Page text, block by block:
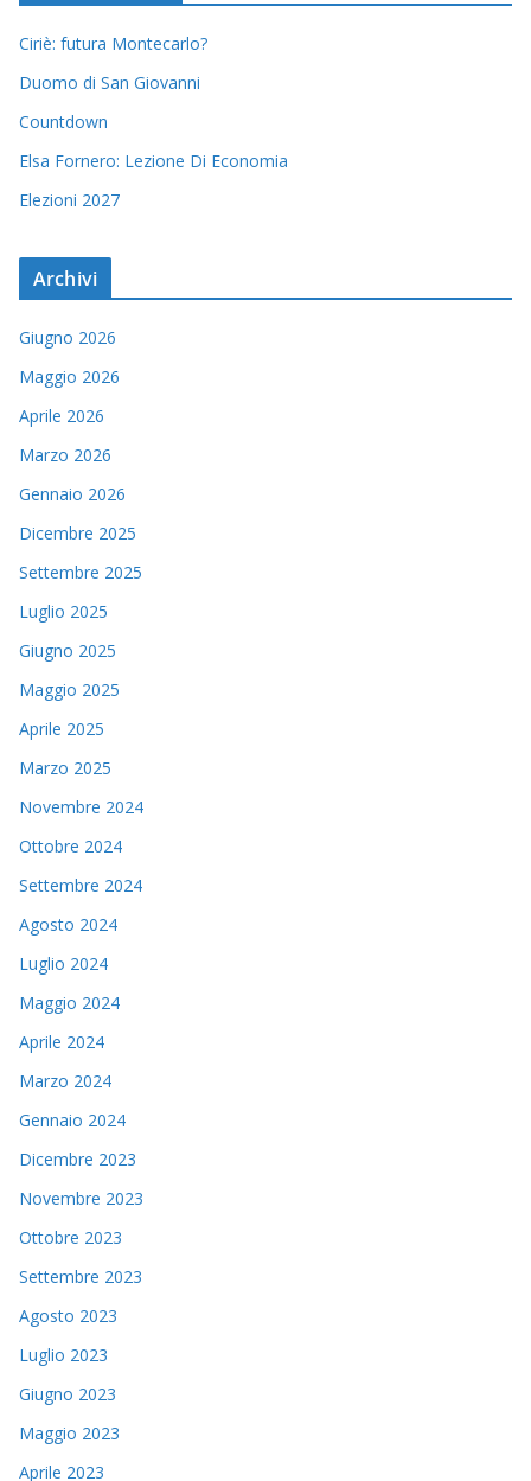
Ciriè: futura Montecarlo?
Duomo di San Giovanni
Countdown
Elsa Fornero: Lezione Di Economia
Elezioni 2027
Archivi
Giugno 2026
Maggio 2026
Aprile 2026
Marzo 2026
Gennaio 2026
Dicembre 2025
Settembre 2025
Luglio 2025
Giugno 2025
Maggio 2025
Aprile 2025
Marzo 2025
Novembre 2024
Ottobre 2024
Settembre 2024
Agosto 2024
Luglio 2024
Maggio 2024
Aprile 2024
Marzo 2024
Gennaio 2024
Dicembre 2023
Novembre 2023
Ottobre 2023
Settembre 2023
Agosto 2023
Luglio 2023
Giugno 2023
Maggio 2023
Aprile 2023